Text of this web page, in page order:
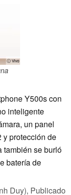
ⓘ Vivo
Y500s con
inteligente
un panel
y protección de
también se burló
batería de
Duy), Publicado